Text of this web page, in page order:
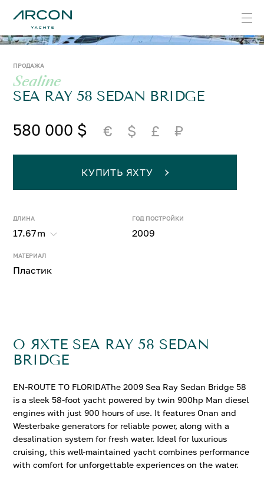
ПРОДАЖА
Sealine
SEA RAY 58 SEDAN BRIDGE
580 000 $ € $ £ ₽
ДЛИНА
17.67m
ГОД ПОСТРОЙКИ
2009
МАТЕРИАЛ
Пластик
КУПИТЬ ЯХТУ
О ЯХТЕ SEA RAY 58 SEDAN
BRIDGE
EN-ROUTE TO FLORIDAThe 2009 Sea Ray Sedan Bridge 58
is a sleek 58-foot yacht powered by twin 900hp Man diesel
engines with just 900 hours of use. It features Onan and
Westerbake generators for reliable power, along with a
desalination system for fresh water. Ideal for luxurious
cruising, this well-maintained yacht combines performance
with comfort for unforgettable experiences on the water.